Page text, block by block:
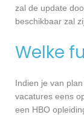
zal de update
beschikbaar zal
Welke
Indien je van
vacatures eens
een HBO